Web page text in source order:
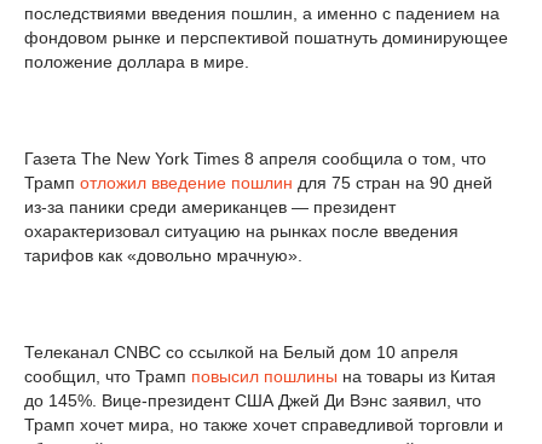
последствиями введения пошлин, а именно с падением на
фондовом рынке и перспективой пошатнуть доминирующее
положение доллара в мире.
Газета The New York Times 8 апреля сообщила о том, что
Трамп отложил введение пошлин для 75 стран на 90 дней
из-за паники среди американцев — президент
охарактеризовал ситуацию на рынках после введения
тарифов как «довольно мрачную».
Телеканал CNBC со ссылкой на Белый дом 10 апреля
сообщил, что Трамп повысил пошлины на товары из Китая
до 145%. Вице-президент США Джей Ди Вэнс заявил, что
Трамп хочет мира, но также хочет справедливой торговли и